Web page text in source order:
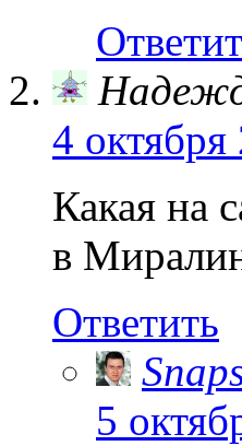
4
Какая на
в
Ответить
5